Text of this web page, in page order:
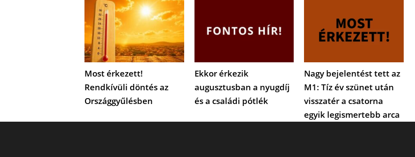
Most érkezett!
Rendkívüli döntés az
Országgyűlésben
Ekkor érkezik
augusztusban a nyugdíj
és a családi pótlék
Nagy bejelentést tett az
M1: Tíz év szünet után
visszatér a csatorna
egyik legismertebb arca